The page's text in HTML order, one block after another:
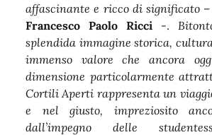
affascinante e ricco di significato
Francesco Paolo Ricci -.
splendida immagine storica,
immenso valore che ancora
dimensione particolarmente
Cortili Aperti rappresenta un
e nel giusto, impreziosito
dall’impegno delle